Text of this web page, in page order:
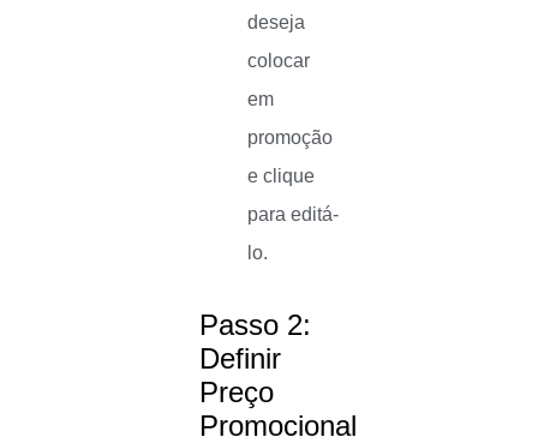
deseja
colocar
em
promoção
e clique
para editá-
lo.
Passo 2:
Definir
Preço
Promocional